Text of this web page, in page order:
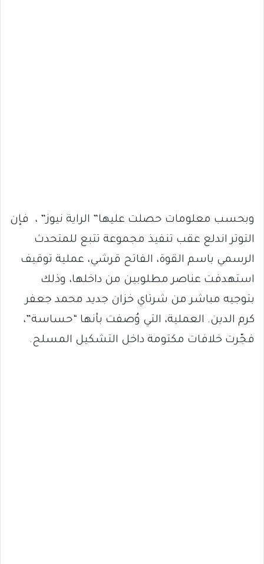
وبحسب معلومات حصلت عليها” الراية نيوز” ، فإن
التوتر اندلع عقب تنفيذ مجموعة تتبع للمتحدث
الرسمي باسم القوة، الفاتح قرشي، عملية توقيف
استهدفت عناصر مطلوبين من داخلها، وذلك
بتوجيه مباشر من شرتاي خزان جديد محمد جعفر
كرم الدين. العملية، التي وُصفت بأنها “حساسة”،
فجّرت خلافات مكتومة داخل التشكيل المسلح.